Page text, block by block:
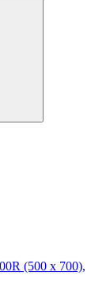
(500 х 700),